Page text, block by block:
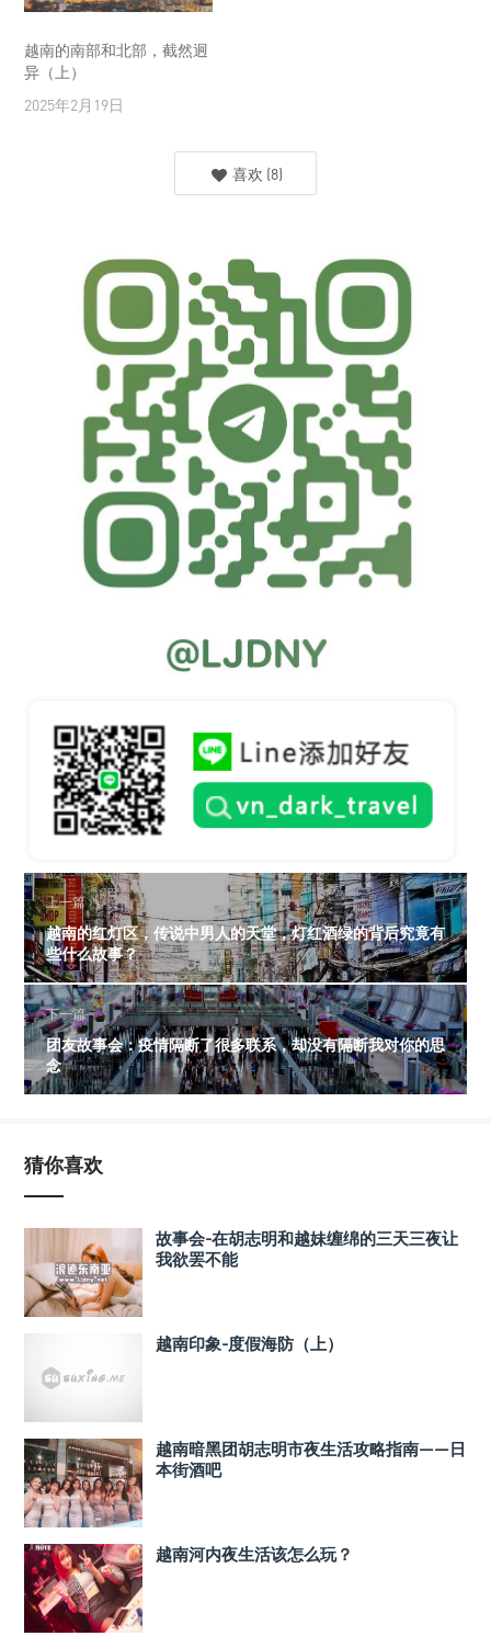
越南的南部和北部，截然迥
异（上）
2025年2月19日
喜欢 (8)
上一篇
越南的红灯区，传说中男人的天堂，灯红酒绿的背后究竟有
些什么故事？
下一篇
团友故事会：疫情隔断了很多联系，却没有隔断我对你的思
念
猜你喜欢
故事会-在胡志明和越妹缠绵的三天三夜让
我欲罢不能
越南印象-度假海防（上）
越南暗黑团胡志明市夜生活攻略指南——日
本街酒吧
越南河内夜生活该怎么玩？